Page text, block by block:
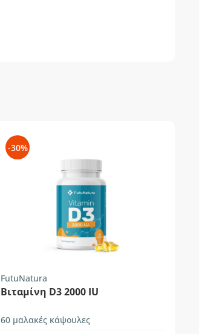
-30%
FutuNatura
Βιταμίνη D3 2000 IU
60 μαλακές κάψουλες